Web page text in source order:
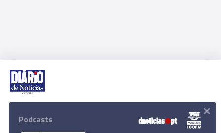
Rua Dr. Fernão de Ornelas, 56 - 3º
291 202 300
Podcasts ×